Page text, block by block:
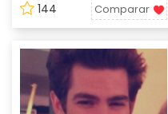
144 Comparar